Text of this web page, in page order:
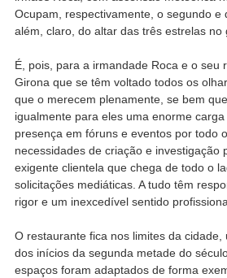
Ocupam, respectivamente, o segundo e
além, claro, do altar das três estrelas no
É, pois, para a irmandade Roca e o seu
Girona que se têm voltado todos os
que o merecem plenamente, se bem
igualmente para eles uma enorme
presença em fóruns e eventos por todo
necessidades de criação e investigação
exigente clientela que chega de todo o
solicitações mediáticas. A tudo têm
rigor e um inexcedível sentido
O restaurante fica nos limites da
dos inícios da segunda metade do
espaços foram adaptados de forma